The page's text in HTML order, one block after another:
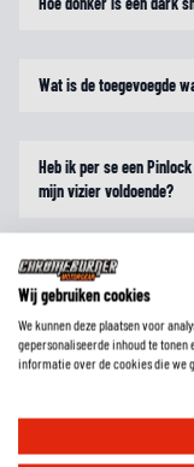
Wat is de toegevoegde
Heb ik per se een
mijn vizier voldoende?
Wij gebruiken cookies
We kunnen deze plaatsen voor
gepersonaliseerde inhoud te
informatie over de cookies die we